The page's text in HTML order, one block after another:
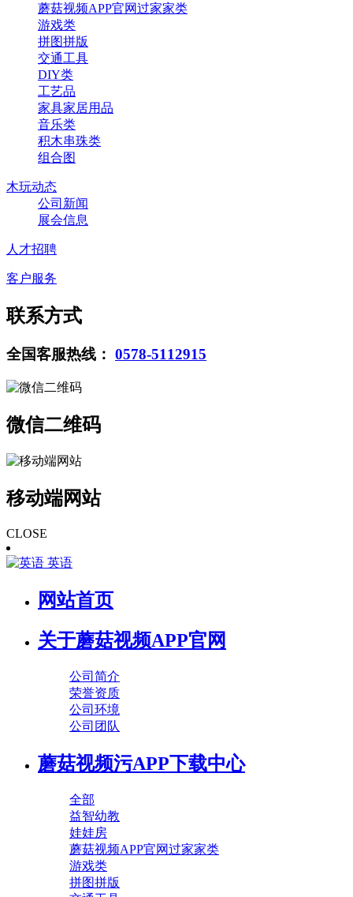
蘑菇视频APP官网过家家类
游戏类
拼图拼版
交通工具
DIY类
工艺品
家具家居用品
音乐类
积木串珠类
组合图
木玩动态
公司新闻
展会信息
人才招聘
客户服务
联系方式
全国客服热线： 0578-5112915
微信二维码
移动端网站
CLOSE
英语
网站首页
关于蘑菇视频APP官网
公司简介
荣誉资质
公司环境
公司团队
蘑菇视频污APP下载中心
全部
益智幼教
娃娃房
蘑菇视频APP官网过家家类
游戏类
拼图拼版